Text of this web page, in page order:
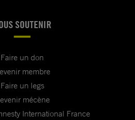
SOUTENIR
Faire un don
membre
Faire un legs
mécène
International France